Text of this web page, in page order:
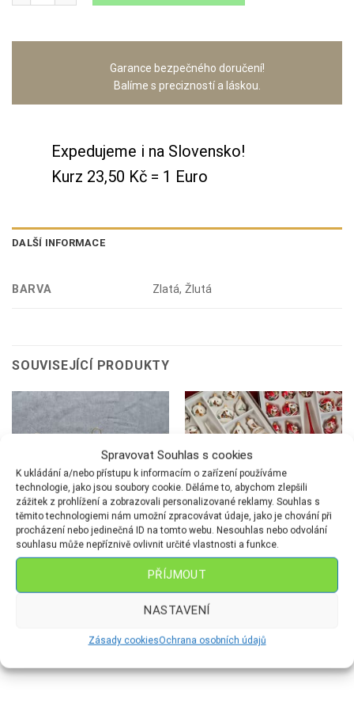
Spravovat Souhlas s cookies
K ukládání a/nebo přístupu k informacím o zařízení používáme
technologie, jako jsou soubory cookie. Děláme to, abychom zlepšili
zážitek z prohlížení a zobrazovali personalizované reklamy. Souhlas s
těmito technologiemi nám umožní zpracovávat údaje, jako je chování při
procházení nebo jedinečná ID na tomto webu. Nesouhlas nebo odvolání
souhlasu může nepříznivě ovlivnit určité vlastnosti a funkce.
PŘÍJMOUT
NASTAVENÍ
Zásady cookiesOchrana osobních údajů
Garance bezpečného doručení!
Balíme s precizností a láskou.
Expedujeme i na Slovensko!
Kurz 23,50 Kč = 1 Euro
DALŠÍ INFORMACE
BARVA Zlatá, Žlutá
SOUVISEJÍCÍ PRODUKTY
FIGURKY SADY 21+1
Sada 21+1 – lesk malovaný
2,489Kč